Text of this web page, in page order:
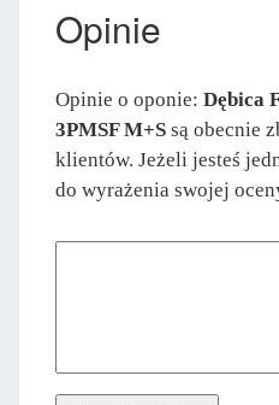
Opinie
Opinie o oponie: Dębica
3PMSF M+S są obecnie
klientów. Jeżeli jesteś
do wyrażenia swojej